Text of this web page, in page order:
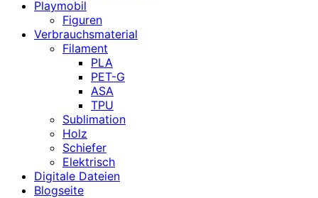
Playmobil
Figuren
Verbrauchsmaterial
Filament
PLA
PET-G
ASA
TPU
Sublimation
Holz
Schiefer
Elektrisch
Digitale Dateien
Blogseite